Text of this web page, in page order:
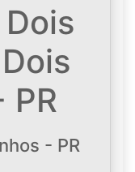
PR
- PR